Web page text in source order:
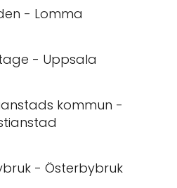
- Lomma
- Uppsala
kommun -
- Österbybruk